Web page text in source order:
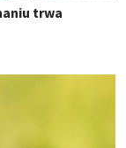
trwa